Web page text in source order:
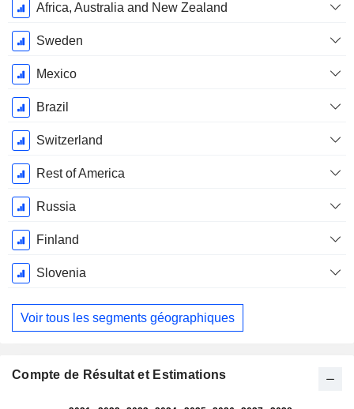
Africa, Australia and New Zealand
Sweden
Mexico
Brazil
Switzerland
Rest of America
Russia
Finland
Slovenia
Voir tous les segments géographiques
Compte de Résultat et Estimations